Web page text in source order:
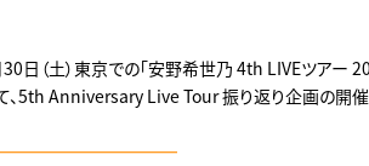
30日（土）東京での「安野希世乃 4th LIVEツアー
、5th Anniversary Live Tour 振り返り企画の開